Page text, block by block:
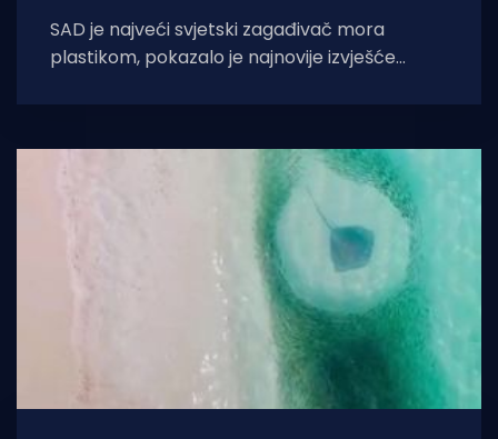
SAD je najveći svjetski zagađivač mora
plastikom, pokazalo je najnovije izvješće
inženjerstvo i medicinu. Iako čine